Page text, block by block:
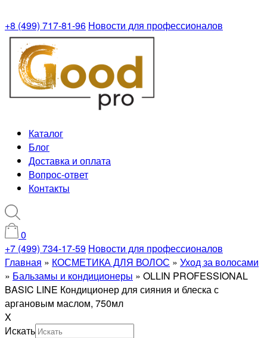
+8 (499) 717-81-96 Новости для профессионалов
Каталог
Блог
Доставка и оплата
Вопрос-ответ
Контакты
0
+7 (499) 734-17-59 Новости для профессионалов
Главная » КОСМЕТИКА ДЛЯ ВОЛОС » Уход за волосами
» Бальзамы и кондиционеры » OLLIN PROFESSIONAL
BASIC LINE Кондиционер для сияния и блеска с
аргановым маслом, 750мл
X
Искать